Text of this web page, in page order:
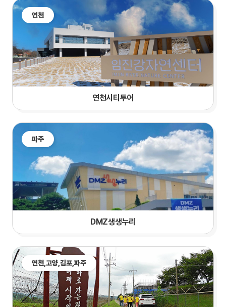
연천
연천시티투어
파주
DMZ생생누리
연천, 고양 ,김포,파주